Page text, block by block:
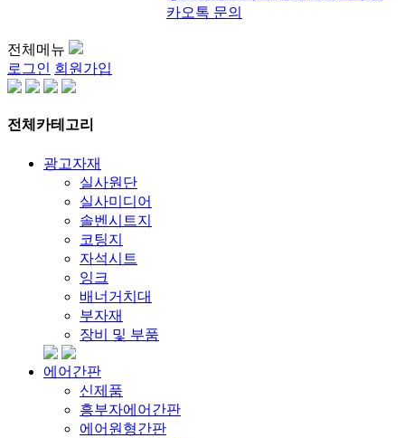
카오톡 문의
전체메뉴
로그인 회원가입
전체카테고리
광고자재
실사원단
실사미디어
솔벤시트지
코팅지
자석시트
잉크
배너거치대
부자재
장비 및 부품
에어간판
신제품
흥부자에어간판
에어원형간판